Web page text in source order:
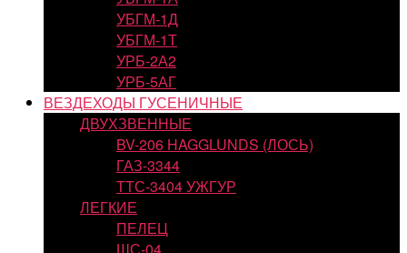
УБГМ-1Д
УБГМ-1Т
УРБ-2А2
УРБ-5АГ
ВЕЗДЕХОДЫ ГУСЕНИЧНЫЕ
ДВУХЗВЕННЫЕ
BV-206 HAGGLUNDS (ЛОСЬ)
ГАЗ-3344
ТТС-3404 УЖГУР
ЛЕГКИЕ
ПЕЛЕЦ